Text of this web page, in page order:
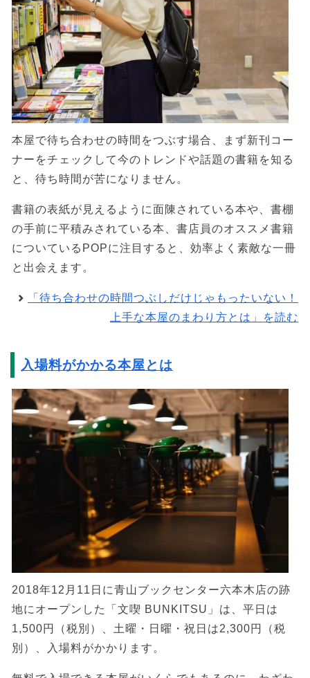
本屋で待ち合わせの時間をつぶす場合、まず新刊コー
ナーをチェックして今のトレンドや話題の書籍を知る
と、待ち時間が苦になりません。
書籍の表紙が見えるように面陳されている本や、書棚
の手前に平積みされている本、書店員のオススメ書籍
についているPOPに注目すると、効率よく素敵な一冊
と出会えます。
「待ち合わせの時間つぶしだけじゃもったいない！
上手な本屋のまわり方とは」を読む
入場料がかかる本屋とは
2018年12月11日に青山ブックセンター六本木店の跡
地にオープンした「文喫 BUNKITSU」は、平日は
1,500円（税別）、土曜・日曜・祝日は2,300円（税
別）、入場料がかかります。